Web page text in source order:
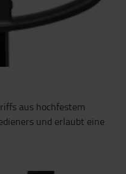
aus hochfestem
und erlaubt eine